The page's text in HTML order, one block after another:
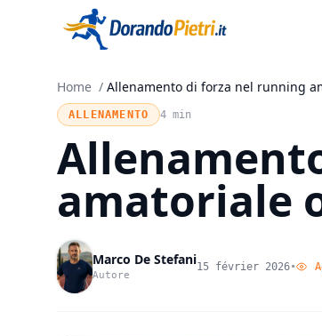
Home / Allenamento di forza nel running
ALLENAMENTO 4 min
amatoriale
Marco De Stefani
Autore
15 février 2026•